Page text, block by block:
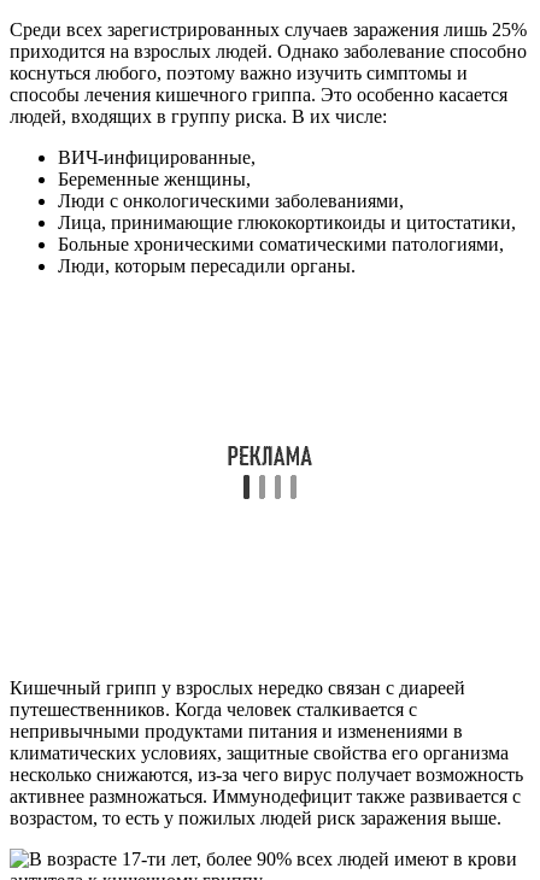
Среди всех зарегистрированных случаев заражения лишь 25%
приходится на взрослых людей. Однако заболевание способно
коснуться любого, поэтому важно изучить симптомы и
способы лечения кишечного гриппа. Это особенно касается
людей, входящих в группу риска. В их числе:
ВИЧ-инфицированные,
Беременные женщины,
Люди с онкологическими заболеваниями,
Лица, принимающие глюкокортикоиды и цитостатики,
Больные хроническими соматическими патологиями,
Люди, которым пересадили органы.
Кишечный грипп у взрослых нередко связан с диареей
путешественников. Когда человек сталкивается с
непривычными продуктами питания и изменениями в
климатических условиях, защитные свойства его организма
несколько снижаются, из-за чего вирус получает возможность
активнее размножаться. Иммунодефицит также развивается с
возрастом, то есть у пожилых людей риск заражения выше.